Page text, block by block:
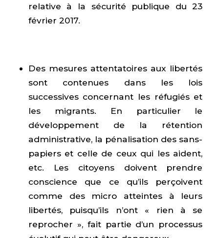
relative à la sécurité publique du 23
février 2017.
Des mesures attentatoires aux libertés
sont contenues dans les lois
successives concernant les réfugiés et
les migrants. En particulier le
développement de la rétention
administrative, la pénalisation des sans-
papiers et celle de ceux qui les aident,
etc. Les citoyens doivent prendre
conscience que ce qu’ils perçoivent
comme des micro atteintes à leurs
libertés, puisqu’ils n’ont « rien à se
reprocher », fait partie d’un processus